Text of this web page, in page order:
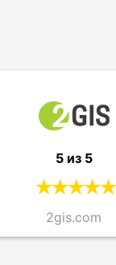
5 из 5
2gis.com